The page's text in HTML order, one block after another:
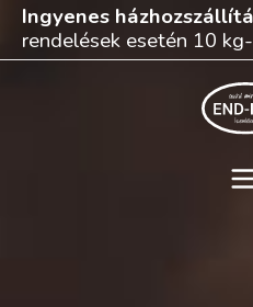
Skip
content
Ingyenes
rendelések esetén 10